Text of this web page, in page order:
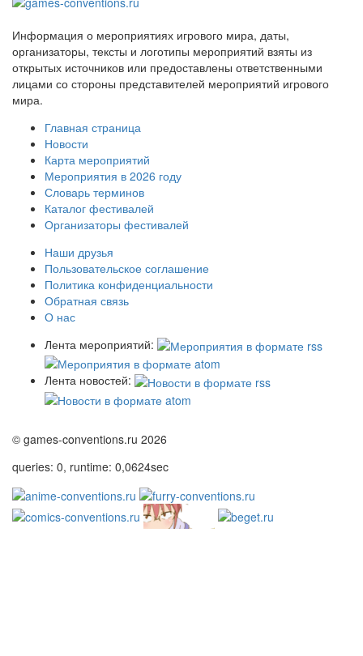
Информация о мероприятиях игрового мира, даты,
организаторы, тексты и логотипы мероприятий взяты из
открытых источников или предоставлены ответственными
лицами со стороны представителей мероприятий игрового
мира.
Главная страница
Новости
Карта мероприятий
Мероприятия в 2026 году
Словарь терминов
Каталог фестивалей
Организаторы фестивалей
Наши друзья
Пользовательское соглашение
Политика конфиденциальности
Обратная связь
О нас
Лента мероприятий:
Лента новостей:
© games-conventions.ru 2026
queries: 0, runtime: 0,0624sec